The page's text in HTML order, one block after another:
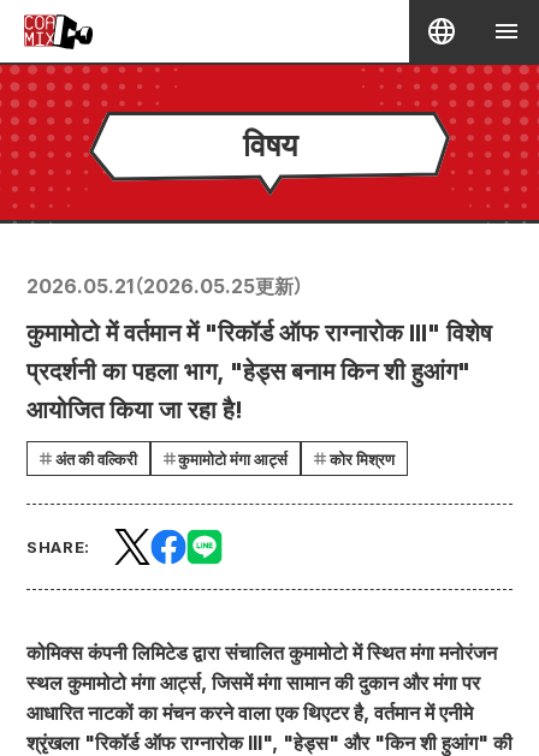
विषय
2026.05.21（2026.05.25更新）
कुमामोटो में वर्तमान में "रिकॉर्ड ऑफ राग्नारोक III" विशेष
प्रदर्शनी का पहला भाग, "हेड्स बनाम किन शी हुआंग"
आयोजित किया जा रहा है!
अंत की वल्किरी कुमामोटो मंगा आर्ट्स कोर मिश्रण
SHARE:
कोमिक्स कंपनी लिमिटेड द्वारा संचालित कुमामोटो में स्थित मंगा मनोरंजन
स्थल कुमामोटो मंगा आर्ट्स, जिसमें मंगा सामान की दुकान और मंगा पर
आधारित नाटकों का मंचन करने वाला एक थिएटर है, वर्तमान में एनीमे
श्रृंखला "रिकॉर्ड ऑफ राग्नारोक III", "हेड्स" और "किन शी हुआंग" की